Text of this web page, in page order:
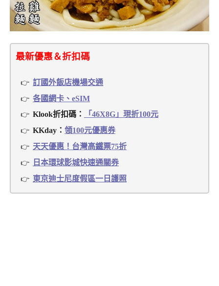
最新優惠＆折扣碼
訂國外飯店機場交通
各國網卡、eSIM
Klook折扣碼：
「46X8G」現折100元
KKday： 領100元優惠券
天天優惠！台灣高鐵票75折
日本環球影城快速通關券
東京迪士尼度假區一日護照